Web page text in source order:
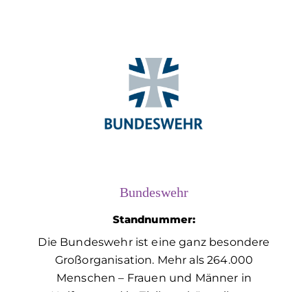
Bundeswehr
Standnummer:
Die Bundeswehr ist eine ganz besondere
Großorganisation. Mehr als 264.000
Menschen – Frauen und Männer in